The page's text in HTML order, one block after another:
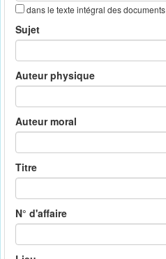
dans le texte intégral des documents
Sujet
Auteur physique
Auteur moral
Titre
N° d'affaire